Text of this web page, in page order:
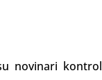
novinari